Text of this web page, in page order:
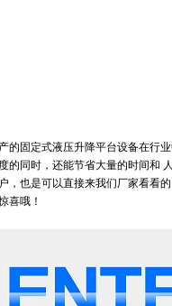
的固定式液压升降平台设备在行
的同时，还能节省大量的时间和
，也是可以直接来我们厂家看看
喜哦！